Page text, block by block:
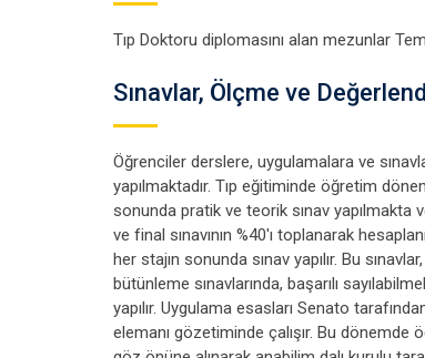
Tıp Doktoru diplomasını alan mezunlar
Sınavlar, Ölçme ve
Öğrenciler derslere, uygulamalara ve
yapılmaktadır. Tıp eğitiminde öğretim
sonunda pratik ve teorik sınav yapılmakta
ve final sınavının %40'ı toplanarak
her stajın sonunda sınav yapılır. Bu
bütünleme sınavlarında, başarılı
yapılır. Uygulama esasları Senato
elemanı gözetiminde çalışır. Bu dönemde